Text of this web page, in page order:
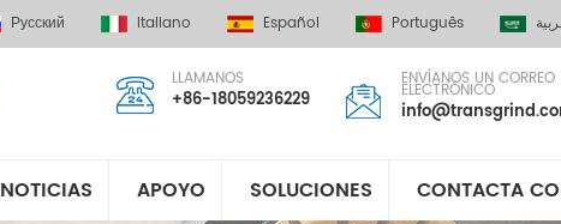
Русский Italiano Español Português
LLAMANOS
+86-18059236229
ENVÍANOS UN CORREO
ELECTRÓNICO
NOTICIAS APOYO SOLUCIONES CONTACTA